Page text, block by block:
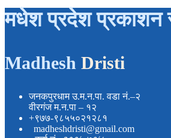
मधेश प्रदेश प्रकाशन
Madhesh Dristi
जनकपुरधाम उ.म.न.पा. वडा नं.–२
वीरगंज म.न.पा – १२
+९७७-९८५५०२१२८१
madheshdristi@gmail.com